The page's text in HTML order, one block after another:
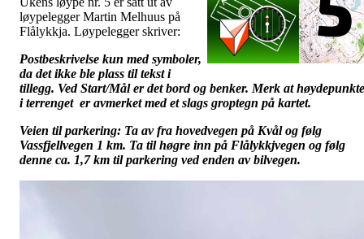
løypelegger Martin Melhuus på
Flålykkja. Løypelegger skriver:
Postbeskrivelse kun med symboler,
da det ikke ble plass til tekst i
tillegg. Ved Start/Mål er det bord og benker. Merk at
i terrenget er avmerket med et slags groptegn på kartet.
Veien til parkering: Ta av fra hovedvegen på Kvål og følg
Vassfjellvegen 1 km. Ta til høgre inn på Flålykkjvegen og følg
denne ca. 1,7 km til parkering ved enden av bilvegen.